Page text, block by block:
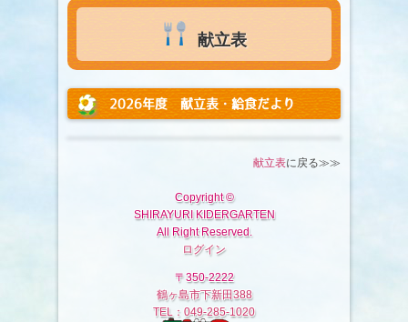
献立表
2026年度 献立表・給食だより
献立表に戻る≫≫
Copyright ©
SHIRAYURI KIDERGARTEN
All Right Reserved.
ログイン
〒350-2222
鶴ヶ島市下新田388
TEL：049-285-1020